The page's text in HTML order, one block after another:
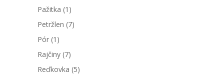
Pažitka (1)
Petržlen (7)
Pór (1)
Rajčiny (7)
Reďkovka (5)